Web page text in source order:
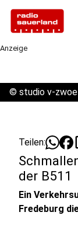
Anzeige
© studio v-
Teilen:
der B511
Ein
Fredeburg